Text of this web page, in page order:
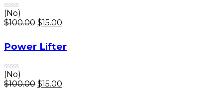
(No)
$100.00 $15.00
Power Lifter
(No)
$100.00 $15.00